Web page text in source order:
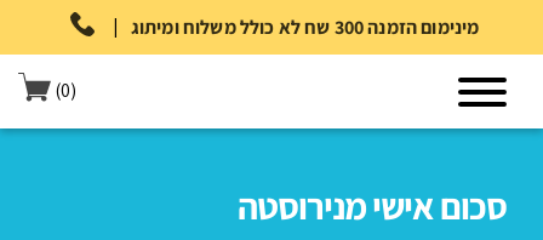
| מינימום הזמנה 300 שח לא כולל משלוח ומיתוג
(0)
סכום אישי מנירוסטה